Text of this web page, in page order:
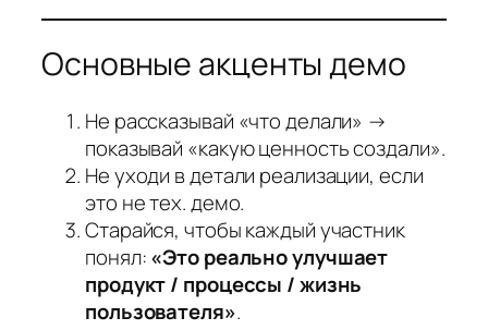
Основные акценты демо
Не рассказывай «что делали» →
показывай «какую ценность создали».
Не уходи в детали реализации, если
это не тех. демо.
Старайся, чтобы каждый участник
понял:«Это реально улучшает
продукт / процессы / жизнь
пользователя».